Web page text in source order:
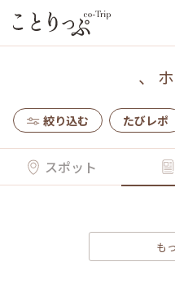
、
絞り込む たびレポ
スポット
も